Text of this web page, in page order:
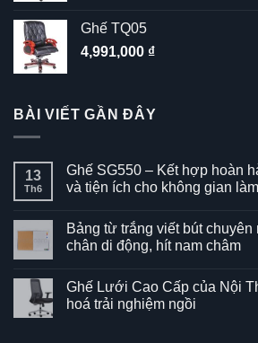
Ghế TQ05
4,991,000 ₫
BÀI VIẾT GẦN ĐÂY
13
Th6
Ghế SG550 – Kết hợp hoàn
và tiện ích cho không gian
bình
luận
ở
–
Kết
hợp
Bảng từ trắng viết bút
chân di động, hít nam châm
bình
luận
ở
Ghế Lưới Cao Cấp của Nội
hoá trải nghiệm ngồi